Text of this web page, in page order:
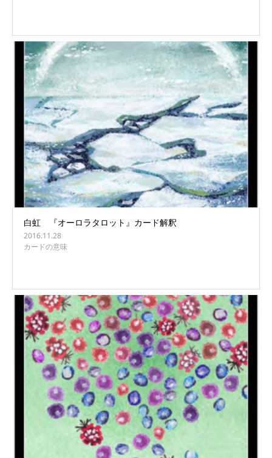
白虹 『オーロラタロット』カード解釈
2016.11.28
カードの意味